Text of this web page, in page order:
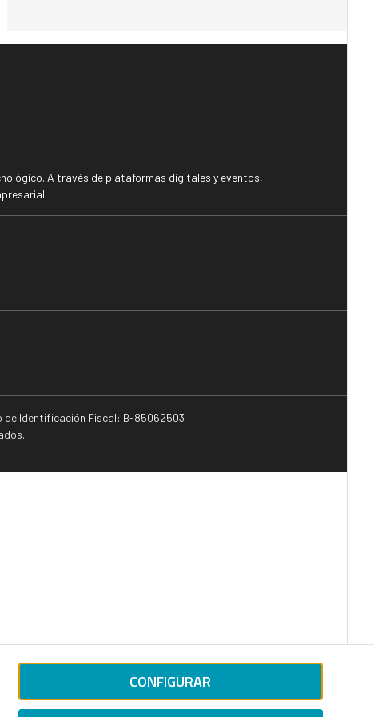
CONFIGURAR
A través de plataformas digitales y eventos,
de Identificación Fiscal: B-85062503